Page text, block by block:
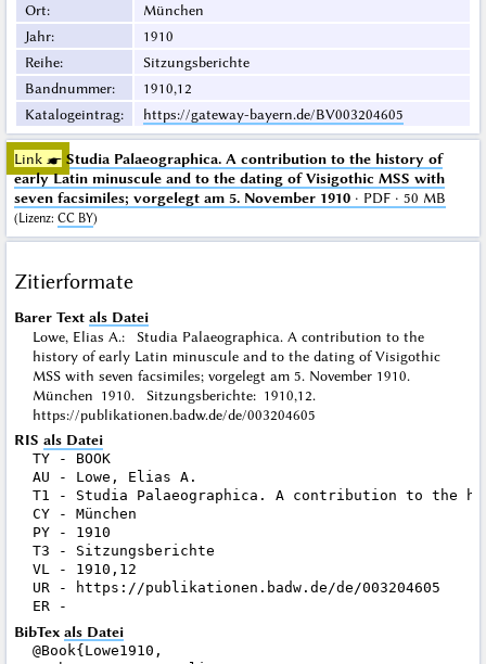
Ort:
München
Jahr:
1910
Reihe:
Sitzungsberichte
Bandnummer:
1910,12
Katalogeintrag: https://gateway-bayern.de/BV003204605
Link ☛ Studia Palaeographica. A contribution to the history of
early Latin minuscule and to the dating of Visigothic MSS with
seven facsimiles; vorgelegt am 5. November 1910· PDF · 50 MB
(Lizenz: CC BY)
Zitierformate
Barer Text als Datei
Lowe, Elias A.: Studia Palaeographica. A contribution to the
history of early Latin minuscule and to the dating of Visigothic
MSS with seven facsimiles; vorgelegt am 5. November 1910.
München 1910. Sitzungsberichte: 1910,12.
https://publikationen.badw.de/de/003204605
RIS als Datei
TY - BOOK
AU - Lowe, Elias A.
T1 - Studia Palaeographica. A contribution to the
CY - München
PY - 1910
T3 - Sitzungsberichte
VL - 1910,12
UR - https://publikationen.badw.de/de/003204605
BibTex als Datei
@Book{Lowe1910,